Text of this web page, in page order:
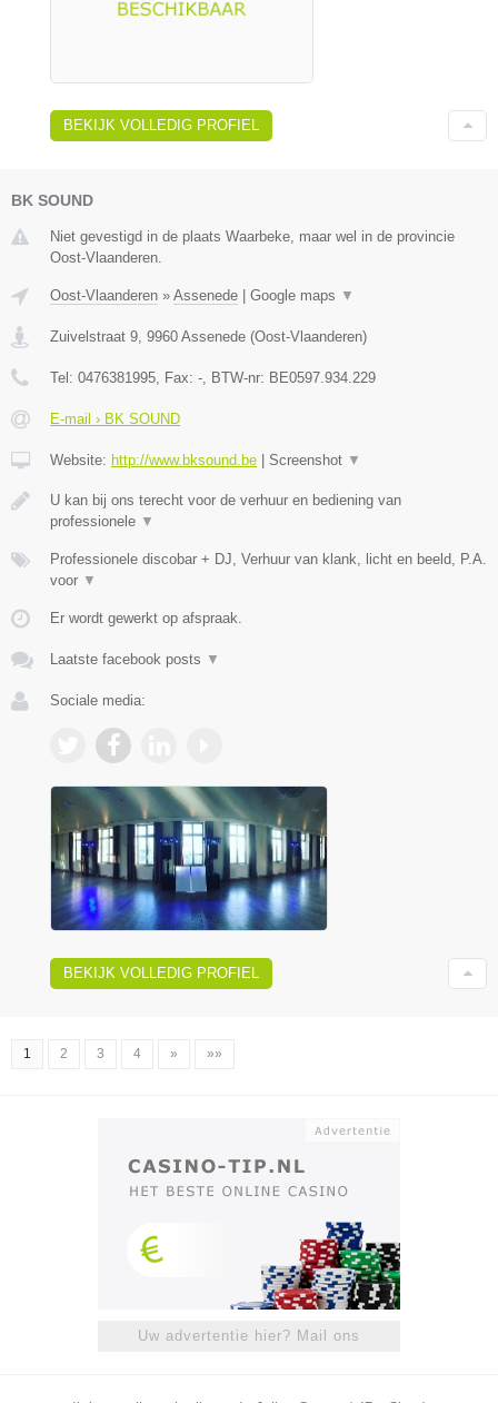
BEKIJK VOLLEDIG PROFIEL
BK SOUND
Niet gevestigd in de plaats Waarbeke, maar wel in de provincie
Oost-Vlaanderen.
Oost-Vlaanderen » Assenede Google maps ▼
Zuivelstraat 9, 9960 Assenede (Oost-Vlaanderen)
Tel: 0476381995, Fax: -, BTW-nr: BE0597.934.229
E-mail › BK SOUND
Website: http://www.bksound.be Screenshot ▼
U kan bij ons terecht voor de verhuur en bediening van
professionele ▼
Professionele discobar + DJ, Verhuur van klank, licht en beeld, P.A.
voor ▼
Er wordt gewerkt op afspraak.
Laatste facebook posts ▼
Sociale media:
BEKIJK VOLLEDIG PROFIEL
1 2 3 4 » »»
Uw advertentie hier? Mail ons